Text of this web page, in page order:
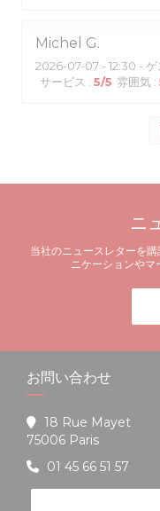
Michel G
2026-07-07 - 12:30 - ゲ
サービス : 5/5 雰囲気 :
ニ
当社のニュースレターを
ニケーションやマ
お問い合わせ
18 Rue Mayet
75006 Paris((新しいウ
01 45 66 51 57